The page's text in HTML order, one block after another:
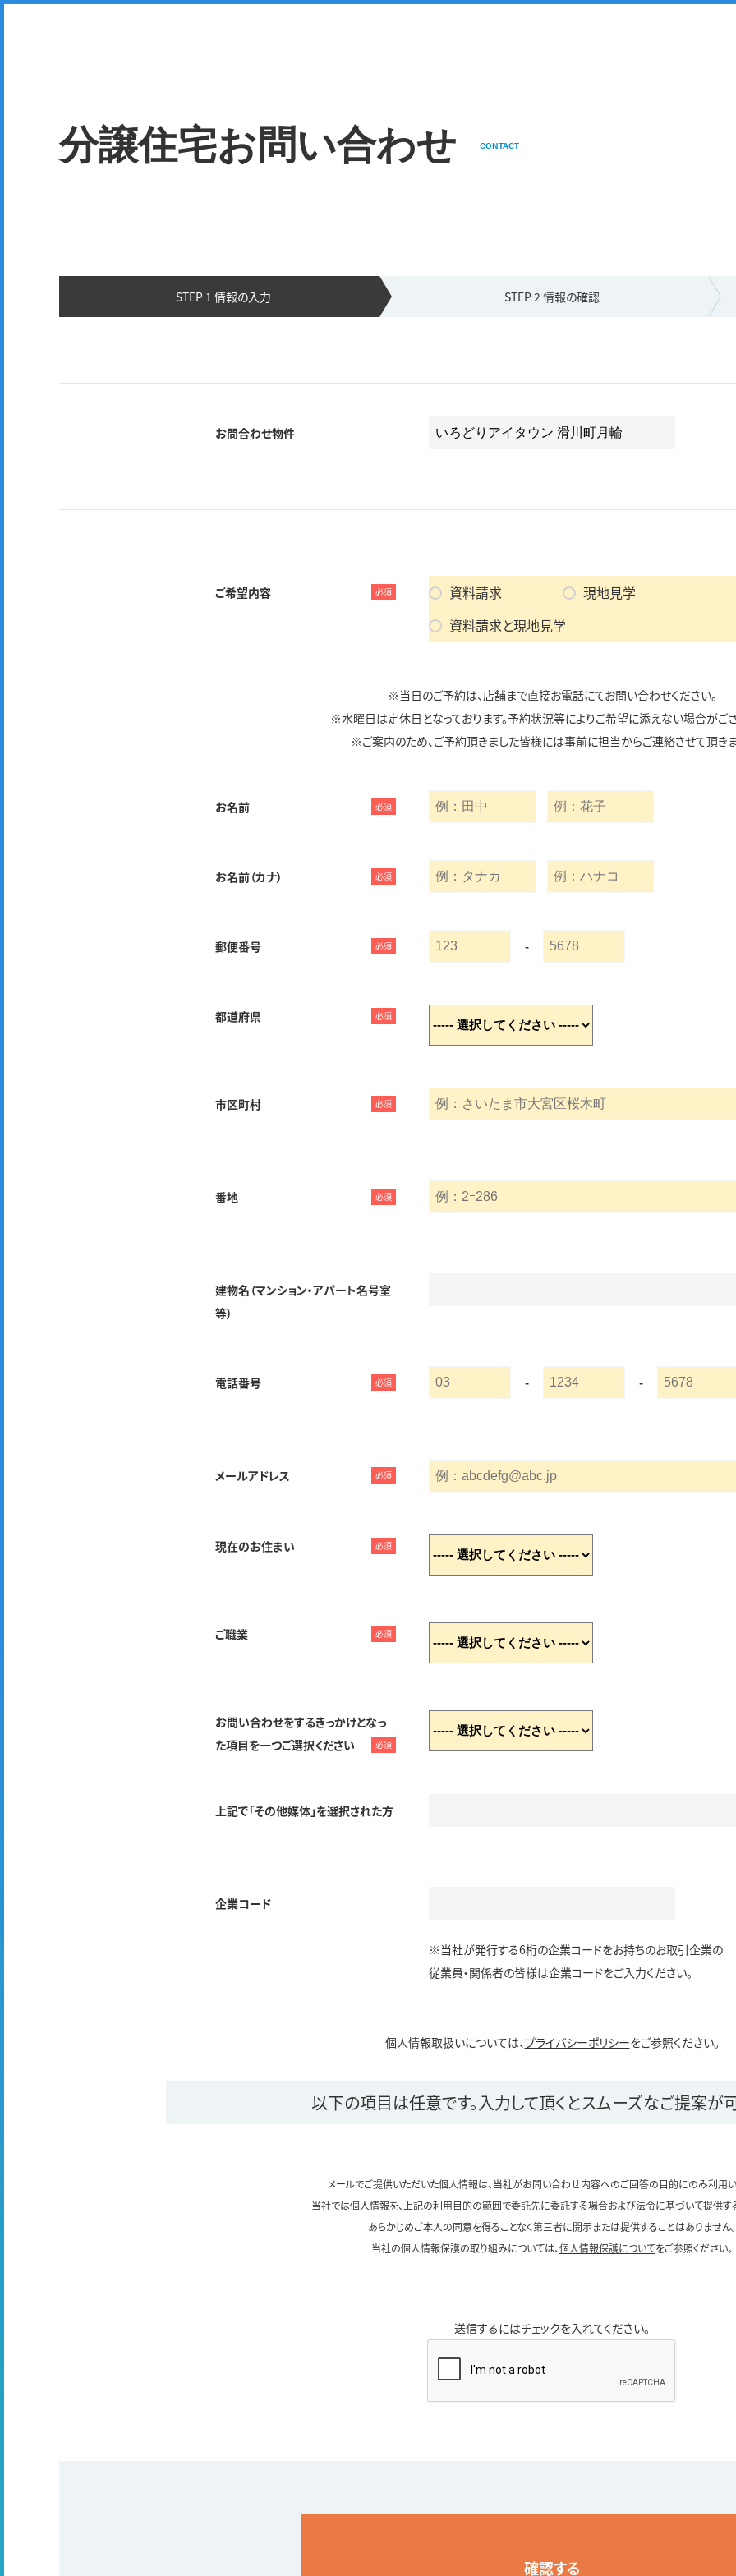
分譲住宅お問い合わせ CONTACT
STEP 1 情報の入力 STEP 2 情報の確認
お問合わせ物件
ご希望内容 必須 資料請求
現地見学
資料請求と現地見学
※当日のご予約は、店舗まで直接お電話にてお問い合わせください。
※水曜日は定休日となっております。予約状況等によりご希望に添えない場合がござ
※ご案内のため、ご予約頂きました皆様には事前に担当からご連絡させて頂きま
お名前 必須
お名前（カナ） 必須
郵便番号 必須 -
都道府県 必須
市区町村 必須
番地 必須
建物名（マンション・アパート名号室
等）
電話番号 必須 - -
メールアドレス 必須
現在のお住まい 必須
ご職業 必須
お問い合わせをするきっかけとなっ
た項目を一つご選択ください
必須
上記で「その他媒体」を選択された方
企業コード
※当社が発行する6桁の企業コードをお持ちのお取引企業の
従業員・関係者の皆様は企業コードをご入力ください。
個人情報取扱いについては、プライバシーポリシーをご参照ください。
以下の項目は任意です。入力して頂くとスムーズなご提案が
メールでご提供いただいた個人情報は、当社がお問い合わせ内容へのご回答の目的にのみ利用い
当社では個人情報を、上記の利用目的の範囲で委託先に委託する場合および法令に基づいて提供す
あらかじめご本人の同意を得ることなく第三者に開示または提供することはありません。
当社の個人情報保護の取り組みについては、個人情報保護についてをご参照ください。
送信するにはチェックを入れてください。
確認する